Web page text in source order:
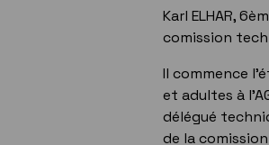
Karl ELHAR,
comission
Il commence
et adultes à
délégué
de la